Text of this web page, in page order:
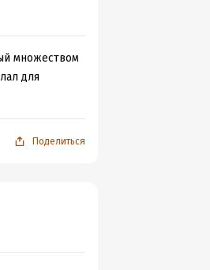
множеством
для
Поделиться